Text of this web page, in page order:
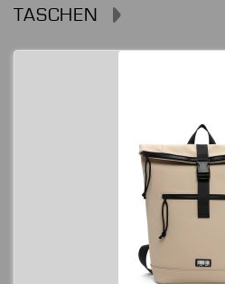
TASCHEN